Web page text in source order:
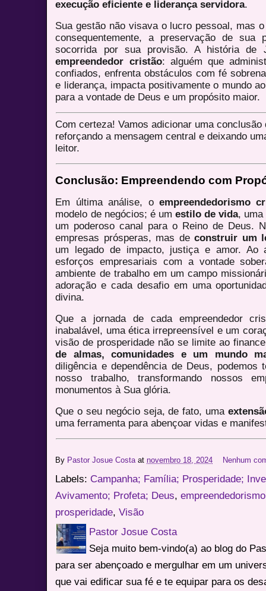
execução eficiente e liderança servidora.
Sua gestão não visava o lucro pessoal, mas
consequentemente, a preservação de sua
socorrida por sua provisão. A história de
empreendedor cristão: alguém que
confiados, enfrenta obstáculos com fé
e liderança, impacta positivamente o mundo
para a vontade de Deus e um propósito maior.
Com certeza! Vamos adicionar uma
reforçando a mensagem central e deixando
leitor.
Conclusão: Empreendendo com
Em última análise, o empreendedorismo
modelo de negócios; é um estilo de vida, uma
um poderoso canal para o Reino de Deus.
empresas prósperas, mas deconstruir um
um legado de impacto, justiça e amor. Ao
esforços empresariais com a vontade
ambiente de trabalho em um campo
adoração e cada desafio em uma
divina.
Que a jornada de cada empreendedor
inabalável, uma ética irrepreensível e um
visão de prosperidade não se limite ao
de almas, comunidades e um mundo
diligência e dependência de Deus,
nosso trabalho, transformando nossos
monumentos à Sua glória.
Que o seu negócio seja, de fato, uma
uma ferramenta para abençoar vidas e
By Pastor Josue Costa atnovembro 18, 2024 Nenhum
Labels: Campanha; Família; Prosperidade;
Avivamento; Profeta; Deus,empreendedorismo
prosperidade,Visão
Pastor Josue Costa
Seja muito bem-vindo(a) ao blog do
para ser abençoado e mergulhar em um
que vai edificar sua fé e te equipar para os